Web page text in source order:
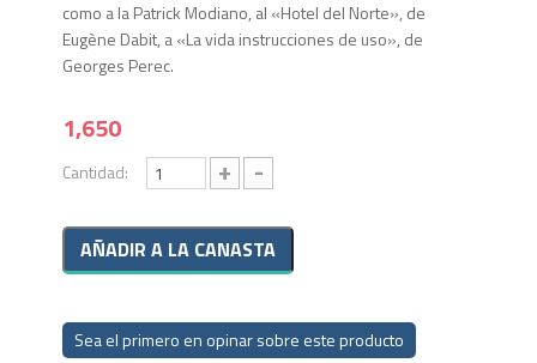
como a la Patrick Modiano, al «Hotel del Norte», de
Eugène Dabit, a «La vida instrucciones de uso», de
Georges Perec.
1,650
Cantidad: + -
Sea el primero en opinar sobre este producto